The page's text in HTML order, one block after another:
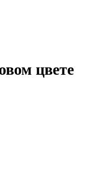
цвете